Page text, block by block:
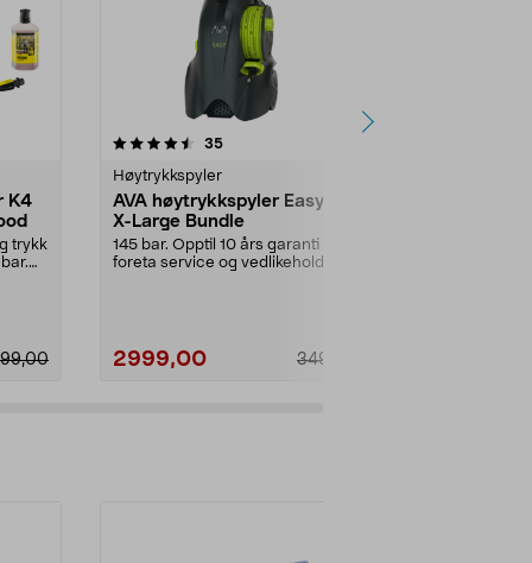
K4
trykk
35anmeldelser
Høytrykkspyler
AVA høytrykkspyler Easy P57
X-Large Bundle
145 bar. Opptil 10 års garanti –
foreta service og vedlikehold selv.
2999,00 3499,00
4.5 av 5 stjerner